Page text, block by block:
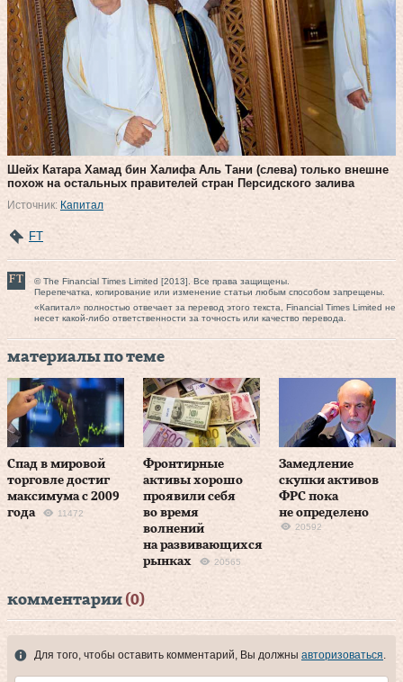
Шейх Катара Хамад бин Халифа Аль Тани (слева) только внешне
похож на остальных правителей стран Персидского залива
Источник: Капитал
FT
© The Financial Times Limited [2013]. Все права защищены.
Перепечатка, копирование или изменение статьи любым способом запрещены.
«Капитал» полностью отвечает за перевод этого текста, Financial Times Limited не
несет какой-либо ответственности за точность или качество перевода.
материалы по теме
Спад в мировой
торговле достиг
максимума с 2009
года
11472
Фронтирные
активы хорошо
проявили себя
во время
волнений
на развивающихся
рынках
20565
Замедление
скупки активов
ФРС пока
не определено
20592
комментарии (0)
Для того, чтобы оставить комментарий, Вы должны авторизоваться.